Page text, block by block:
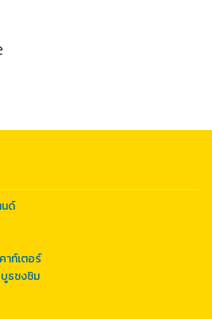
ด์
าท์เตอร์
ธชงชิม